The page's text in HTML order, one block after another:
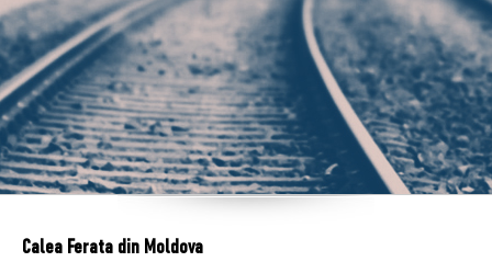
Calea Ferata din Moldova